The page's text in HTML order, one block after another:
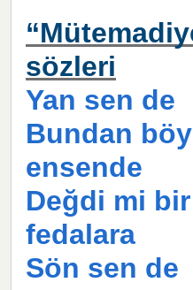
sözleri
Yan sen de
Bundan
ensende
Değdi mi
fedalara
Sön sen de